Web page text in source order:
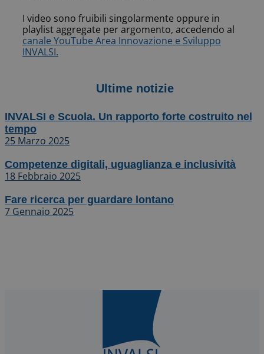
I video sono fruibili singolarmente oppure in
playlist aggregate per argomento, accedendo al
canale YouTube Area Innovazione e Sviluppo
INVALSI.
Ultime notizie
INVALSI e Scuola. Un rapporto forte costruito nel
tempo
25 Marzo 2025
Competenze digitali, uguaglianza e inclusività
18 Febbraio 2025
Fare ricerca per guardare lontano
7 Gennaio 2025